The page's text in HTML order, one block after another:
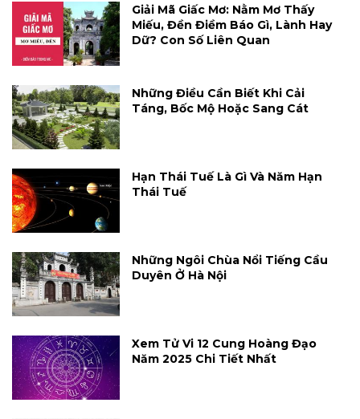
Giải Mã Giấc Mơ: Nằm Mơ Thấy
Miếu, Đền Điềm Báo Gì, Lành Hay
Dữ? Con Số Liên Quan
Những Điều Cần Biết Khi Cải
Táng, Bốc Mộ Hoặc Sang Cát
Hạn Thái Tuế Là Gì Và Năm Hạn
Thái Tuế
Những Ngôi Chùa Nổi Tiếng Cầu
Duyên Ở Hà Nội
Xem Tử Vi 12 Cung Hoàng Đạo
Năm 2025 Chi Tiết Nhất